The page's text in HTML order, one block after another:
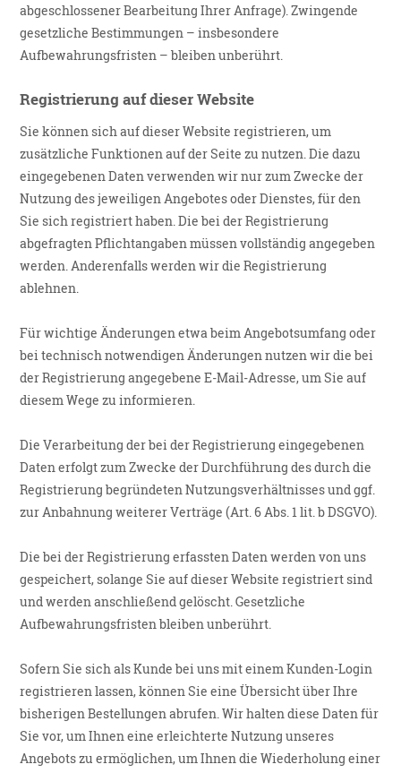
abgeschlossener Bearbeitung Ihrer Anfrage). Zwingende
gesetzliche Bestimmungen – insbesondere
Aufbewahrungsfristen – bleiben unberührt.
Registrierung auf dieser Website
Sie können sich auf dieser Website registrieren, um
zusätzliche Funktionen auf der Seite zu nutzen. Die dazu
eingegebenen Daten verwenden wir nur zum Zwecke der
Nutzung des jeweiligen Angebotes oder Dienstes, für den
Sie sich registriert haben. Die bei der Registrierung
abgefragten Pflichtangaben müssen vollständig angegeben
werden. Anderenfalls werden wir die Registrierung
ablehnen.
Für wichtige Änderungen etwa beim Angebotsumfang oder
bei technisch notwendigen Änderungen nutzen wir die bei
der Registrierung angegebene E-Mail-Adresse, um Sie auf
diesem Wege zu informieren.
Die Verarbeitung der bei der Registrierung eingegebenen
Daten erfolgt zum Zwecke der Durchführung des durch die
Registrierung begründeten Nutzungsverhältnisses und ggf.
zur Anbahnung weiterer Verträge (Art. 6 Abs. 1 lit. b DSGVO).
Die bei der Registrierung erfassten Daten werden von uns
gespeichert, solange Sie auf dieser Website registriert sind
und werden anschließend gelöscht. Gesetzliche
Aufbewahrungsfristen bleiben unberührt.
Sofern Sie sich als Kunde bei uns mit einem Kunden-Login
registrieren lassen, können Sie eine Übersicht über Ihre
bisherigen Bestellungen abrufen. Wir halten diese Daten für
Sie vor, um Ihnen eine erleichterte Nutzung unseres
Angebots zu ermöglichen, um Ihnen die Wiederholung einer